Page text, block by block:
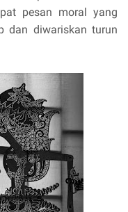
pesan moral yang
dan diwariskan turun